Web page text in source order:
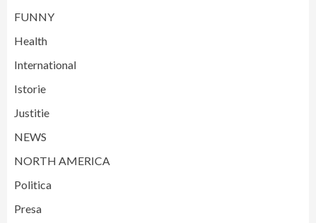
FUNNY
Health
International
Istorie
Justitie
NEWS
NORTH AMERICA
Politica
Presa